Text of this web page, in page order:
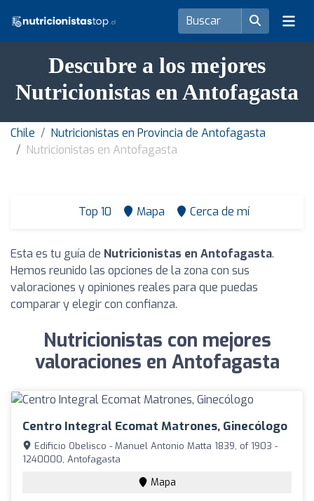
Descubre a los mejores
Nutricionistas en Antofagasta
Chile
Nutricionistas en Provincia de Antofagasta
Nutricionistas en Antofagasta
Top 10 Mapa Cerca de mí
Esta es tu guía de Nutricionistas en Antofagasta.
Hemos reunido las opciones de la zona con sus
valoraciones y opiniones reales para que puedas
comparar y elegir con confianza.
Nutricionistas con mejores
valoraciones en Antofagasta
Centro Integral Ecomat Matrones, Ginecólogo
Edificio Obelisco - Manuel Antonio Matta 1839, of 1903 -
1240000, Antofagasta
Mapa